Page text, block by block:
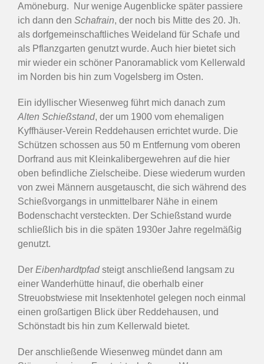
Amöneburg. Nur wenige Augenblicke später passiere
ich dann den Schafrain, der noch bis Mitte des 20. Jh.
als dorfgemeinschaftliches Weideland für Schafe und
als Pflanzgarten genutzt wurde. Auch hier bietet sich
mir wieder ein schöner Panoramablick vom Kellerwald
im Norden bis hin zum Vogelsberg im Osten.
Ein idyllischer Wiesenweg führt mich danach zum
Alten Schießstand, der um 1900 vom ehemaligen
Kyffhäuser-Verein Reddehausen errichtet wurde. Die
Schützen schossen aus 50 m Entfernung vom oberen
Dorfrand aus mit Kleinkalibergewehren auf die hier
oben befindliche Zielscheibe. Diese wiederum wurden
von zwei Männern ausgetauscht, die sich während des
Schießvorgangs in unmittelbarer Nähe in einem
Bodenschacht versteckten. Der Schießstand wurde
schließlich bis in die späten 1930er Jahre regelmäßig
genutzt.
Der Eibenhardtpfadsteigt anschließend langsam zu
einer Wanderhütte hinauf, die oberhalb einer
Streuobstwiese mit Insektenhotel gelegen noch einmal
einen großartigen Blick über Reddehausen, und
Schönstadt bis hin zum Kellerwald bietet.
Der anschließende Wiesenweg mündet dann am